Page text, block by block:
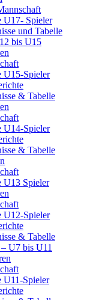
U17- Spieler
und Tabelle
bis U15
U15-Spieler
& Tabelle
U14-Spieler
& Tabelle
U13 Spieler
U12-Spieler
& Tabelle
U7 bis U11
U11-Spieler